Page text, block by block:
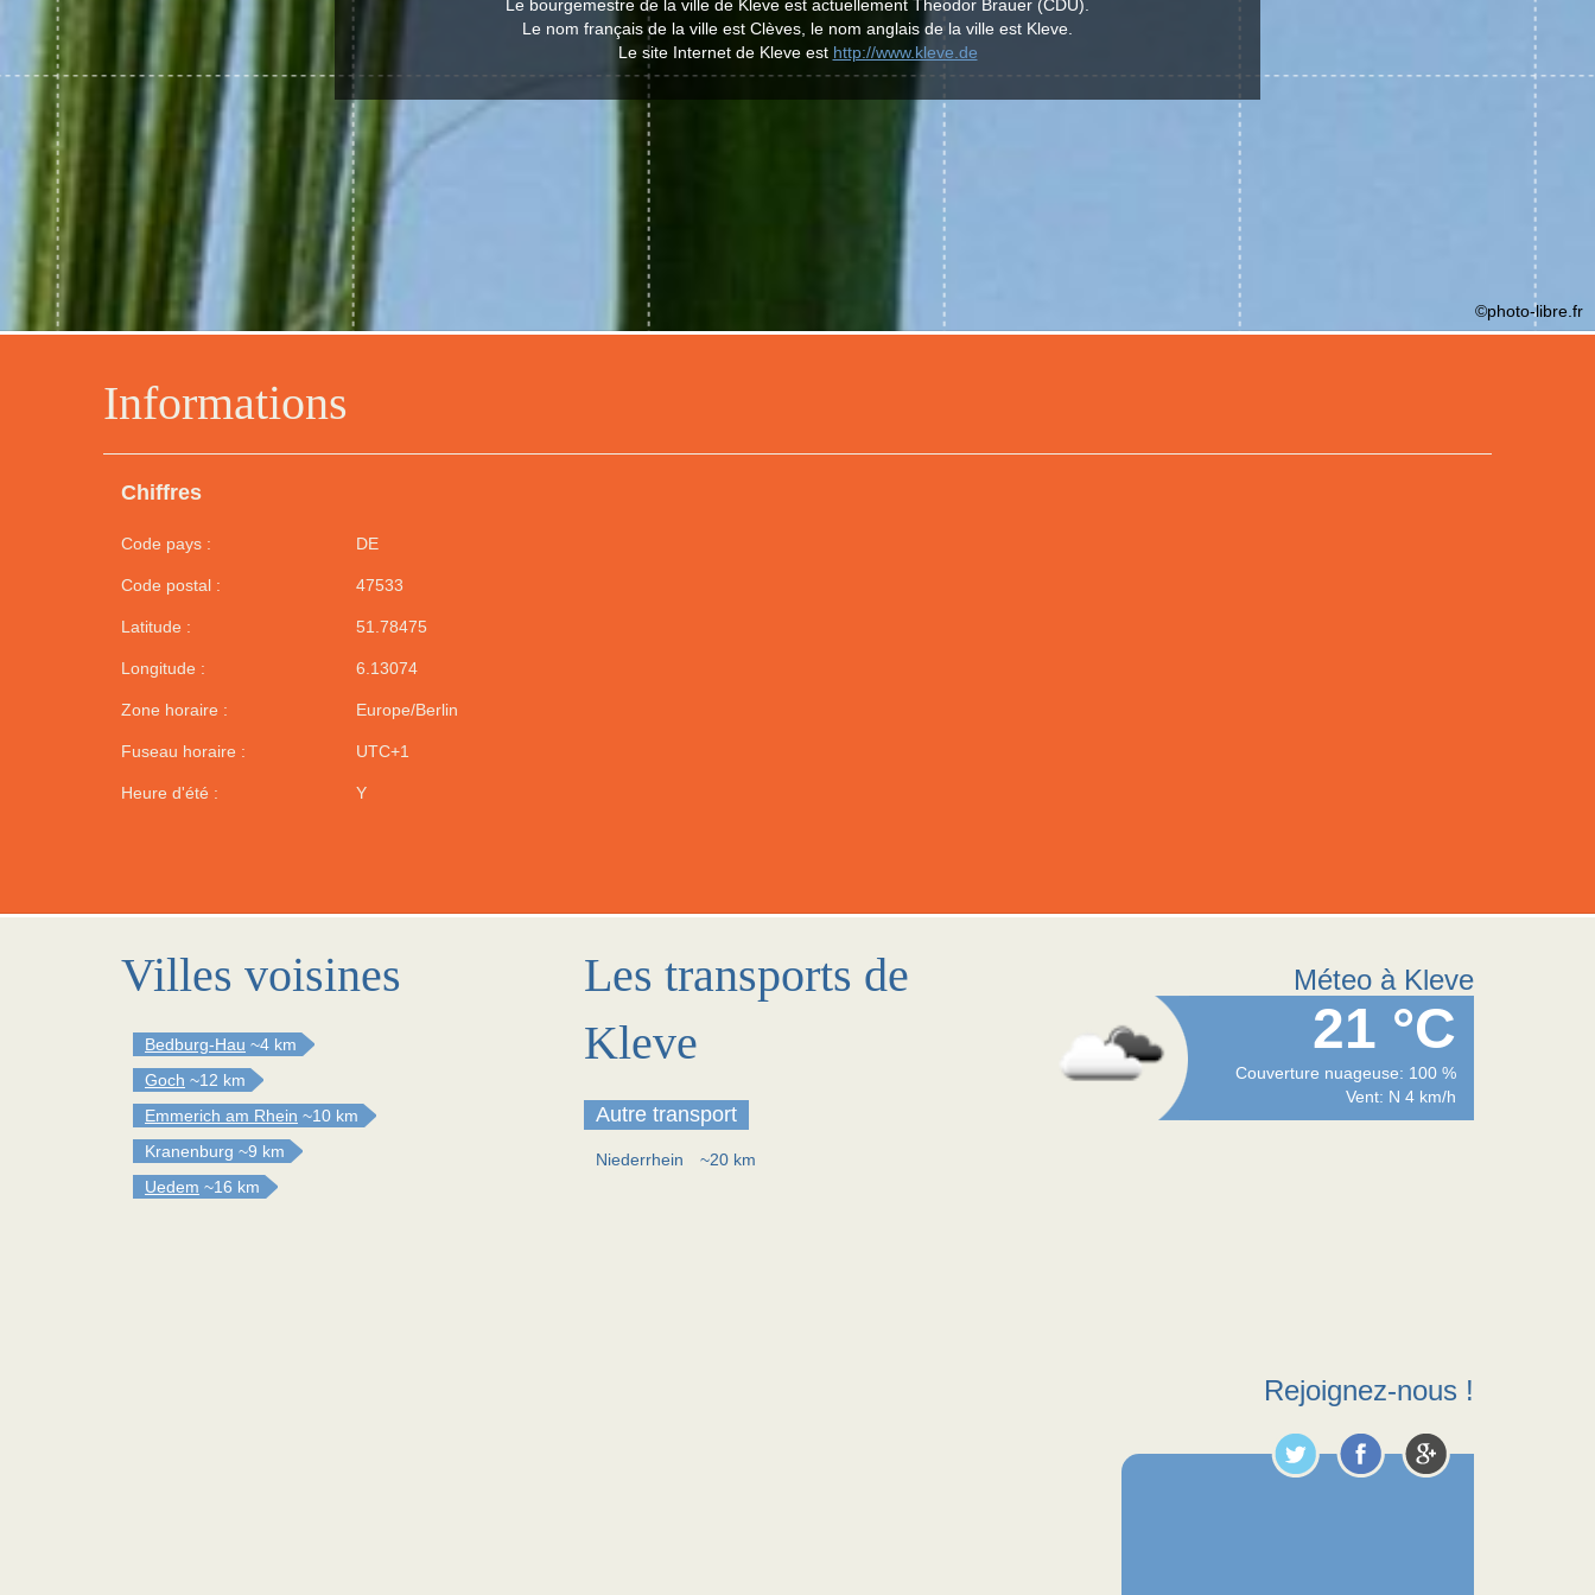
Informations
Chiffres
Code pays : DE
Code postal : 47533
Latitude : 51.78475
Longitude : 6.13074
Zone horaire : Europe/Berlin
Fuseau horaire : UTC+1
Heure d'été : Y
Le bourgemestre de la ville de Kleve est actuellement Theodor Brauer (CDU).
Le nom français de la ville est Clèves, le nom anglais de la ville est Kleve.
Le site Internet de Kleve est http://www.kleve.de
©photo-libre.fr
Villes voisines
Bedburg-Hau ~4 km
Goch ~12 km
Emmerich am Rhein ~10 km
Kranenburg ~9 km
Uedem ~16 km
Les transports de
Kleve
Autre transport
Niederrhein ~20 km
Méteo à Kleve
21 °C
Couverture nuageuse: 100 %
Vent: N 4 km/h
Rejoignez-nous !